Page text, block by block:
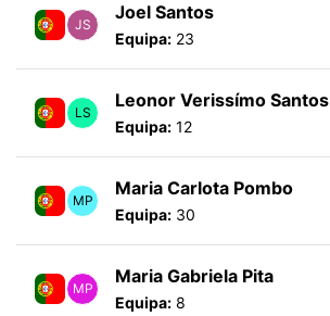
JS
Joel Santos
Equipa: 23
LS
Leonor Verissímo Santos
Equipa: 12
MP
Maria Carlota Pombo
Equipa: 30
MP
Maria Gabriela Pita
Equipa: 8